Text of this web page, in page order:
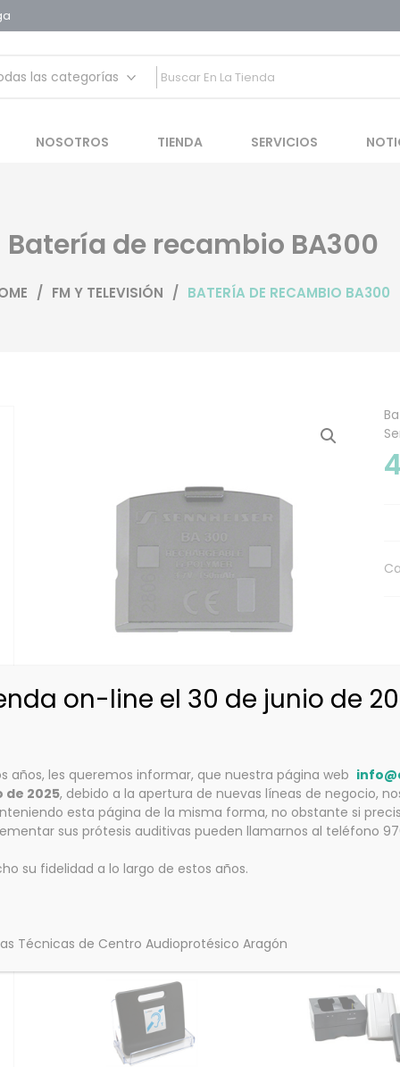
NOSOTROS
TIENDA SERVICIOS
Batería de recambio BA300
/ FM Y TELEVISIÓN / BATERÍA DE RECAMBIO BA300
Description
Componentes:
Unidad de batería.
Related products
on-line el 30 de junio de
años, les queremos informar, que nuestra página web
de 2025, debido a la apertura de nuevas líneas de negocio,
esta página de la misma forma, no obstante si
sus prótesis auditivas pueden llamarnos al teléfono
su fidelidad a lo largo de estos años.
Técnicas de Centro Audioprotésico Aragón